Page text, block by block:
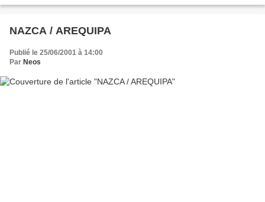
NAZCA / AREQUIPA
Publié le 25/06/2001 à 14:00
Par Neos